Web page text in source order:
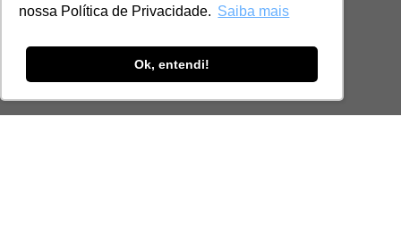
nossa Política de Privacidade. Saiba mais
Ok, entendi!